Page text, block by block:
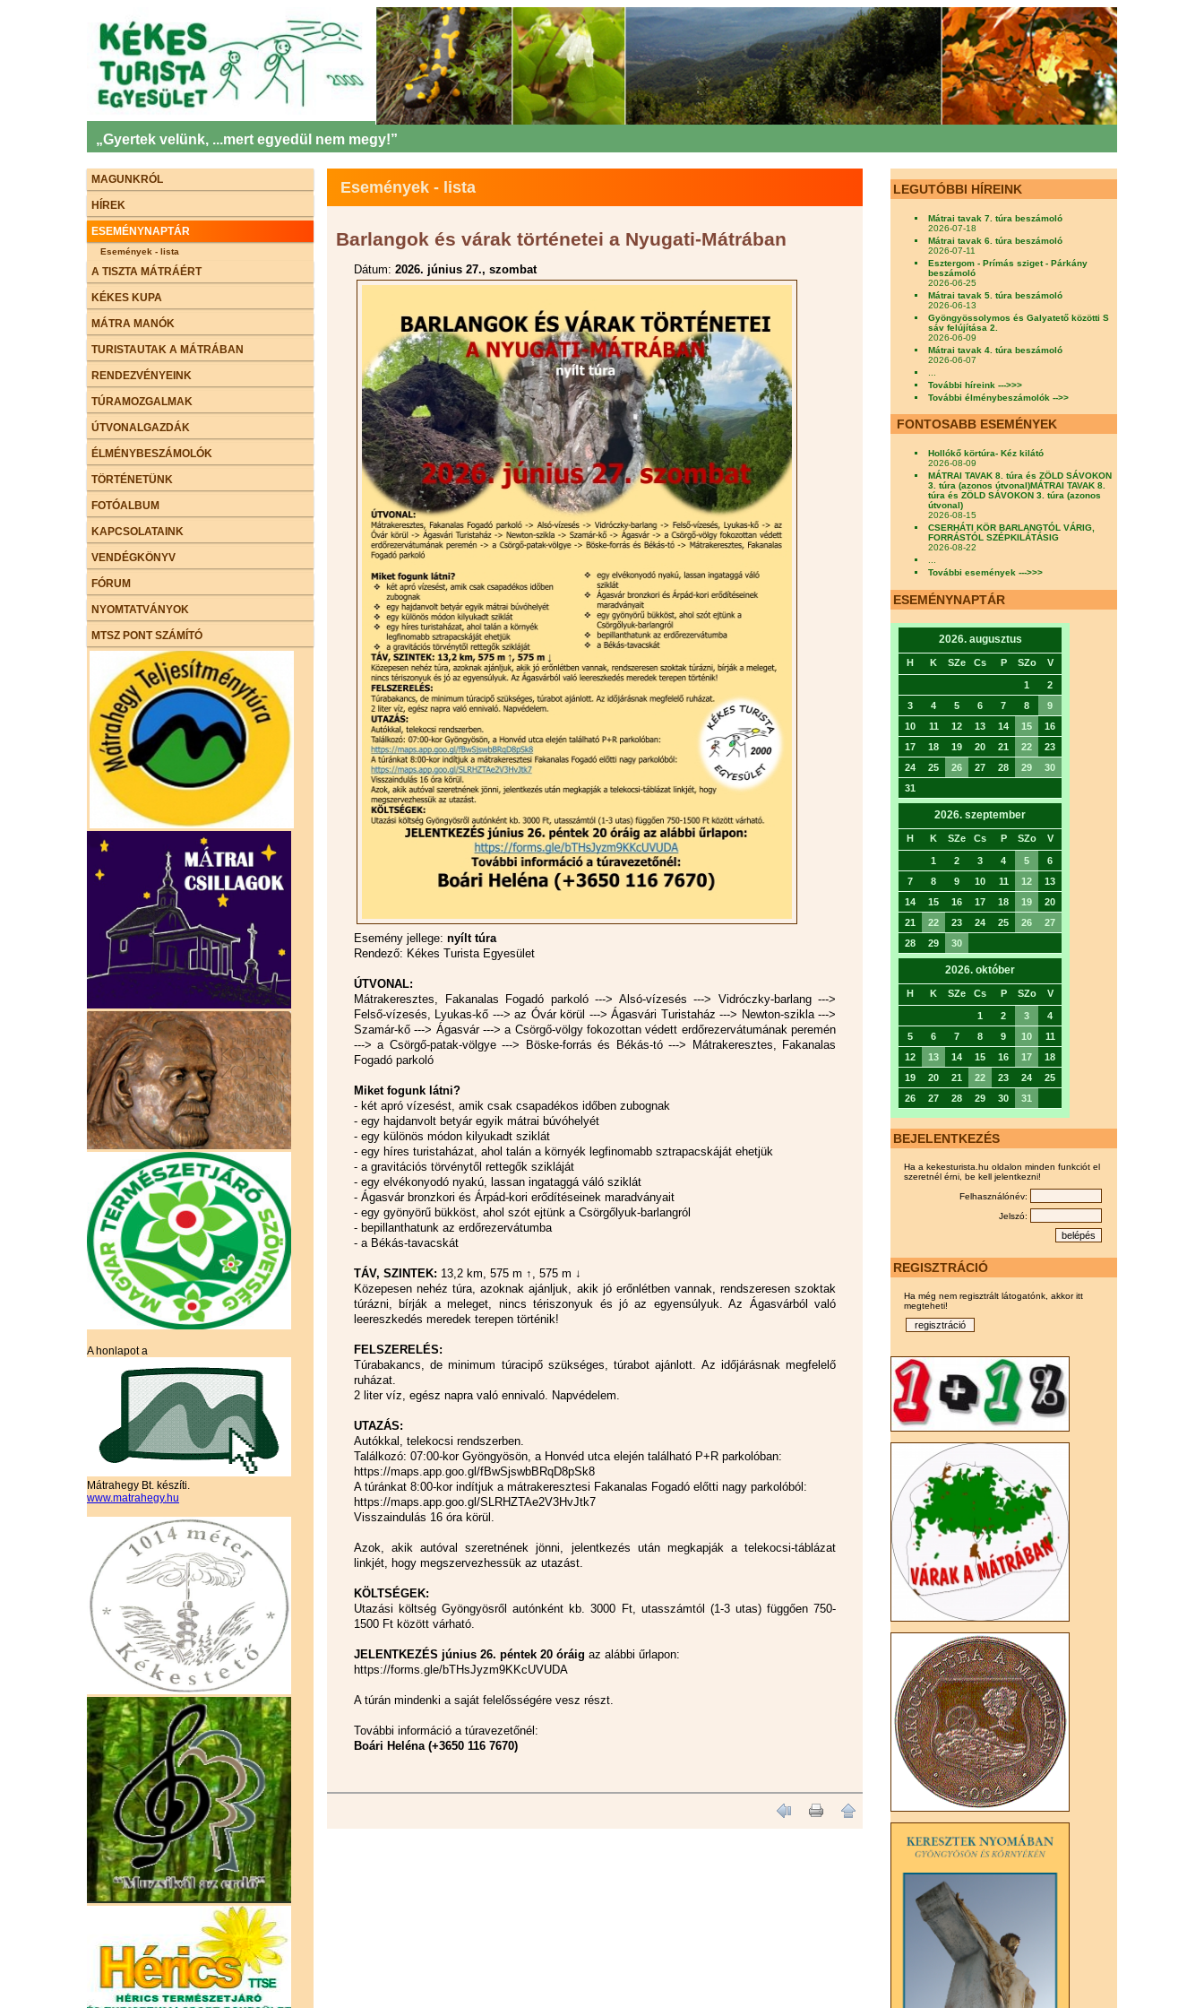
„Gyertek velünk, ...mert egyedül nem megy!”
MAGUNKRÓL
HÍREK
ESEMÉNYNAPTÁR
Események - lista
A TISZTA MÁTRÁÉRT
KÉKES KUPA
MÁTRA MANÓK
TURISTAUTAK A MÁTRÁBAN
RENDEZVÉNYEINK
TÚRAMOZGALMAK
ÚTVONALGAZDÁK
ÉLMÉNYBESZÁMOLÓK
TÖRTÉNETÜNK
FOTÓALBUM
KAPCSOLATAINK
VENDÉGKÖNYV
FÓRUM
NYOMTATVÁNYOK
MTSZ PONT SZÁMÍTÓ
A honlapot a
Mátrahegy Bt. készíti.
www.matrahegy.hu
Események - lista
Barlangok és várak történetei a Nyugati-Mátrában
Dátum: 2026. június 27., szombat
Esemény jellege: nyílt túra
Rendező: Kékes Turista Egyesület
ÚTVONAL:
Mátrakeresztes, Fakanalas Fogadó parkoló ---> Alsó-vízesés ---> Vidróczky-barlang --->
Felső-vízesés, Lyukas-kő ---> az Óvár körül ---> Ágasvári Turistaház ---> Newton-szikla --->
Szamár-kő ---> Ágasvár ---> a Csörgő-völgy fokozottan védett erdőrezervátumának peremén
---> a Csörgő-patak-völgye ---> Böske-forrás és Békás-tó ---> Mátrakeresztes, Fakanalas
Fogadó parkoló
Miket fogunk látni?
- két apró vízesést, amik csak csapadékos időben zubognak
- egy hajdanvolt betyár egyik mátrai búvóhelyét
- egy különös módon kilyukadt sziklát
- egy híres turistaházat, ahol talán a környék legfinomabb sztrapacskáját ehetjük
- a gravitációs törvénytől rettegők szikláját
- egy elvékonyodó nyakú, lassan ingataggá váló sziklát
- Ágasvár bronzkori és Árpád-kori erődítéseinek maradványait
- egy gyönyörű bükköst, ahol szót ejtünk a Csörgőlyuk-barlangról
- bepillanthatunk az erdőrezervátumba
- a Békás-tavacskát
TÁV, SZINTEK: 13,2 km, 575 m ↑, 575 m ↓
Közepesen nehéz túra, azoknak ajánljuk, akik jó erőnlétben vannak, rendszeresen szoktak
túrázni, bírják a meleget, nincs tériszonyuk és jó az egyensúlyuk. Az Ágasvárból való
leereszkedés meredek terepen történik!
FELSZERELÉS:
Túrabakancs, de minimum túracipő szükséges, túrabot ajánlott. Az időjárásnak megfelelő
ruházat.
2 liter víz, egész napra való ennivaló. Napvédelem.
UTAZÁS:
Autókkal, telekocsi rendszerben.
Találkozó: 07:00-kor Gyöngyösön, a Honvéd utca elején található P+R parkolóban:
https://maps.app.goo.gl/fBwSjswbBRqD8pSk8
A túránkat 8:00-kor indítjuk a mátrakeresztesi Fakanalas Fogadó előtti nagy parkolóból:
https://maps.app.goo.gl/SLRHZTAe2V3HvJtk7
Visszaindulás 16 óra körül.
Azok, akik autóval szeretnének jönni, jelentkezés után megkapják a telekocsi-táblázat
linkjét, hogy megszervezhessük az utazást.
KÖLTSÉGEK:
Utazási költség Gyöngyösről autónként kb. 3000 Ft, utasszámtól (1-3 utas) függően 750-
1500 Ft között várható.
JELENTKEZÉS június 26. péntek 20 óráig az alábbi űrlapon:
https://forms.gle/bTHsJyzm9KKcUVUDA
A túrán mindenki a saját felelősségére vesz részt.
További információ a túravezetőnél:
Boári Heléna (+3650 116 7670)
LEGUTÓBBI HÍREINK
Mátrai tavak 7. túra beszámoló
2026-07-18
Mátrai tavak 6. túra beszámoló
2026-07-11
Esztergom - Prímás sziget - Párkány
beszámoló
2026-06-25
Mátrai tavak 5. túra beszámoló
2026-06-13
Gyöngyössolymos és Galyatető közötti S
sáv felújítása 2.
2026-06-09
Mátrai tavak 4. túra beszámoló
2026-06-07
További híreink --->>>
További élménybeszámolók -->>
FONTOSABB ESEMÉNYEK
Hollókő körtúra- Kéz kilátó
2026-08-09
MÁTRAI TAVAK 8. túra és ZÖLD SÁVOKON
3. túra (azonos útvonal)MÁTRAI TAVAK 8.
túra és ZÖLD SÁVOKON 3. túra (azonos
útvonal)
2026-08-15
CSERHÁTI KÖR BARLANGTÓL VÁRIG,
FORRÁSTÓL SZÉPKILÁTÁSIG
2026-08-22
...
További események --->>>
ESEMÉNYNAPTÁR
2026. augusztus
H K SZe Cs P SZo V
1
2
3
4 5 6 7 8
9
10
11 12 13 14 15
16
17
18 19 20 21 22
23
24
25 26 27 28 29
30
31
2026. szeptember
H K SZe Cs P SZo V
1 2 3 4 5
6
7
8 9 10 11 12
13
14
15 16 17 18 19
20
21
22 23 24 25 26
27
28
29 30
2026. október
H K SZe Cs P SZo V
1 2 3
4
5
6 7 8 9 10
11
12
13 14 15 16 17
18
19
20 21 22 23 24
25
26
27 28 29 30 31
BEJELENTKEZÉS
Ha a kekesturista.hu oldalon minden funkciót el
szeretnél érni, be kell jelentkezni!
Felhasználónév:
Jelszó:
REGISZTRÁCIÓ
Ha még nem regisztrált látogatónk, akkor itt
megteheti!